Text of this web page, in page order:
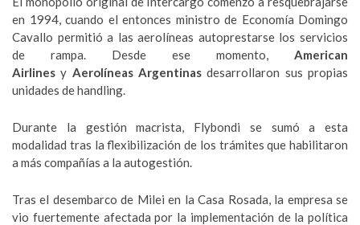
en 1994, cuando el entonces ministro de Economía Domingo
Cavallo permitió a las aerolíneas autoprestarse los servicios
de rampa. Desde ese momento, American
Airlines y Aerolíneas Argentinas desarrollaron sus propias
unidades de handling.
Durante la gestión macrista, Flybondi se sumó a esta
modalidad tras la flexibilización de los trámites que habilitaron
a más compañías a la autogestión.
Tras el desembarco de Milei en la Casa Rosada, la empresa se
vio fuertemente afectada por la implementación de la política